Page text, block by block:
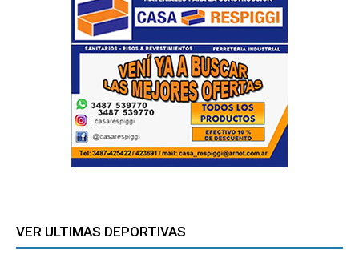
VER ULTIMAS DEPORTIVAS